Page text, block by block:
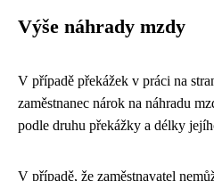
Výše náhrady mzdy
V případě překážek v práci na
zaměstnanec nárok na náhradu
podle druhu překážky a délky
V případě, že zaměstnavatel